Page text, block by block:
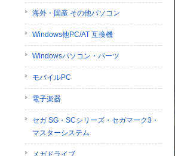
海外・国産 その他パソコン
Windows他PC/AT 互換機
Windowsパソコン・パーツ
モバイルPC
電子楽器
セガ SG・SCシリーズ・セガマーク3・
マスターシステム